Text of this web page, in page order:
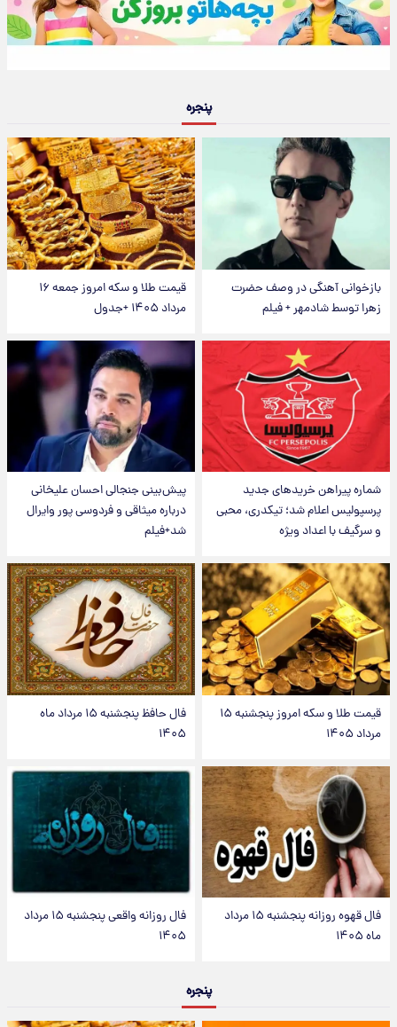
پنجره
بازخوانی آهنگی در وصف حضرت
زهرا توسط شادمهر + فیلم
قیمت طلا و سکه امروز جمعه ۱۶
مرداد ۱۴۰۵ +جدول
شماره پیراهن خریدهای جدید
پرسپولیس اعلام شد؛ تیکدری، محبی
و سرگیف با اعداد ویژه
پیش‌بینی جنجالی احسان علیخانی
درباره میثاقی و فردوسی پور وایرال
شد+فیلم
قیمت طلا و سکه امروز پنجشنبه ۱۵
مرداد ۱۴۰۵
فال حافظ پنجشنبه ۱۵ مرداد ماه
۱۴۰۵
فال قهوه روزانه پنجشنبه ۱۵ مرداد
ماه ۱۴۰۵
فال روزانه واقعی پنجشنبه ۱۵ مرداد
۱۴۰۵
پنجره